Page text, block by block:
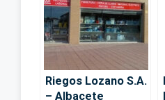
Riegos Lozano S.A.
– Albacete